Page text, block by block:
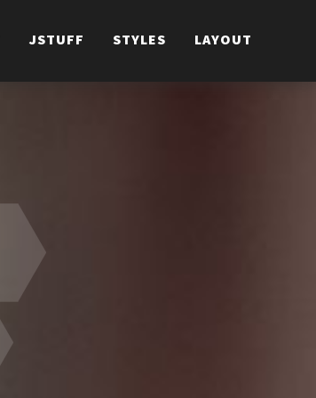
JSTUFF STYLES LAYOUT